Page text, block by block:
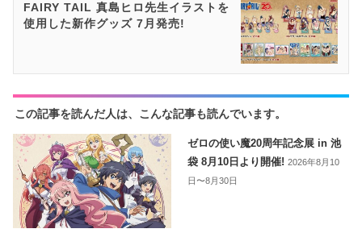
FAIRY TAIL 真島ヒロ先生イラストを
使用した新作グッズ 7月発売!
この記事を読んだ人は、こんな記事も読んでいます。
ゼロの使い魔20周年記念展 in 池
袋 8月10日より開催!2026年8月10
日〜8月30日